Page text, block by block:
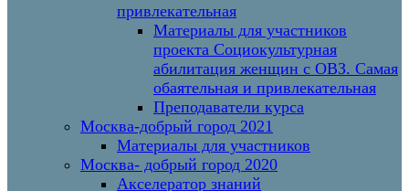
привлекательная
Материалы для участников
проекта Социокультурная
абилитация женщин с ОВЗ. Самая
обаятельная и привлекательная
Преподаватели курса
Москва-добрый город 2021
Материалы для участников
Москва- добрый город 2020
Акселератор знаний